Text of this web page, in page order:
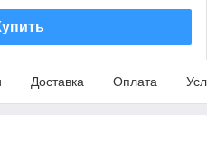
Доставка Оплата